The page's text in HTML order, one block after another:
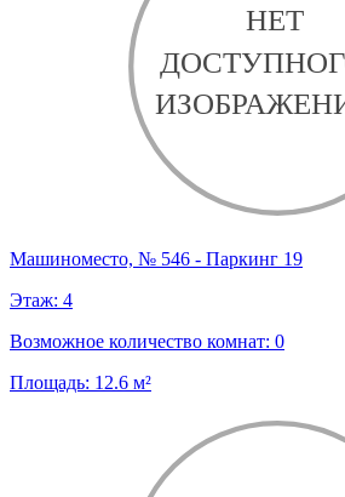
Машиноместо, № 546 - Паркинг 19
Этаж: 4
Возможное количество комнат: 0
Площадь: 12.6 м²